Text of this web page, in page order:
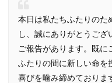
本日は私たちふたりのた
し、誠にありがとうござ
ご報告があります。既に
ふたりの間に新しい命を
喜びを噛み締めておりま